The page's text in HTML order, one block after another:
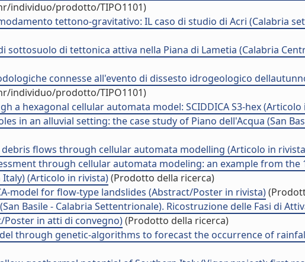
individuo/prodotto/TIPO1101)
tettono-gravitativo: IL caso di studio di Acri (Calabria
sottosuolo di tettonica attiva nella Piana di Lametia (Calabria
connesse all'evento di dissesto idrogeologico
individuo/prodotto/TIPO1101)
a hexagonal cellular automata model: SCIDDICA S3-hex (Articolo
in an alluvial setting: the case study of Piano dell'Acqua (San
flows through cellular automata modelling (Articolo in
through cellular automata modeling: an example from the
(Articolo in rivista)(Prodotto della ricerca)
model for flow-type landslides (Abstract/Poster in rivista)
Basile - Calabria Settentrionale). Ricostruzione delle Fasi di
Poster in atti di convegno)(Prodotto della ricerca)
through genetic-algorithms to forecast the occurrence of